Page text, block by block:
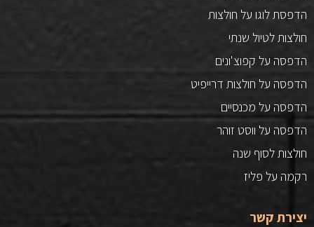
הדפסת לוגו על חולצות
חולצות לטיול שנתי
הדפסה על קפוצ'ונים
הדפסה על חולצות דרייפיט
הדפסה על מכנסיים
הדפסה על ווסט זוהר
חולצות לסוף שנה
רקמה על פליז
יצירת קשר